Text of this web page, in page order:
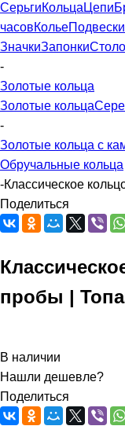
СерьгиКольца Цепи
часовКольеПодвески
ЗначкиЗапонки
-
Золотые кольца
Золотые кольца
-
Золотые кольца с
Обручальные кольца
-Классическое
Поделиться
пробы |
В наличии
Нашли дешевле?
Поделиться